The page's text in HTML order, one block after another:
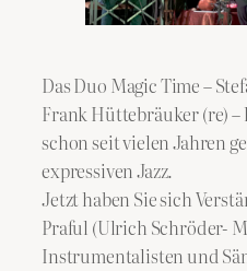
Das Duo Magic Time –
Frank Hüttebräuker (re)
schon seit vielen Jahren
expressiven Jazz.
Jetzt haben Sie sich
Praful (Ulrich Schröder-
Instrumentalisten und